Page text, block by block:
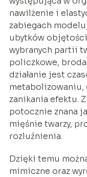
nawilżenie i
zabiegach
ubytków
wybranych partii
policzkowe,
działanie jest
metabolizowaniu,
zanikania efektu.
potocznie znana
mięśnie twarzy,
rozluźnienia.
Dzięki temu
mimiczne oraz